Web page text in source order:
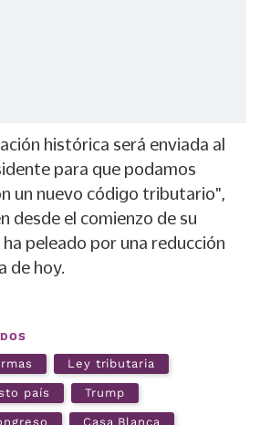
histórica será enviada al
para que podamos
un nuevo código tributario",
desde el comienzo de su
peleado por una reducción
de hoy.
Ley tributaria
país Trump
Casa Blanca